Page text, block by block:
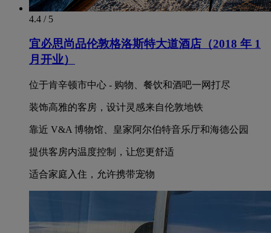
4.4 / 5
宜必思尚品伦敦格洛斯特大道酒店（2018 年 1
月开业）
位于肯辛顿市中心 - 购物、餐饮和酒吧一网打尽
装饰高雅的客房，设计灵感来自伦敦地铁
靠近 V&A 博物馆、皇家阿尔伯特音乐厅和海德公园
提供客房内温度控制，让您更舒适
适合家庭入住，允许携带宠物